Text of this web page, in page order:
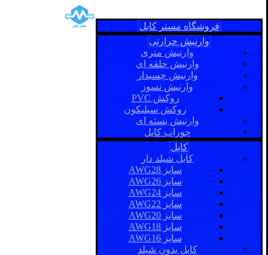
فروشگاه مستر کابل
وارنیش حرارتی
وارنیش متری
وارنیش حلقه ای
وارنیش چسبدار
وارنیش نسوز
روکش PVC
روکش سیلیکون
وارنیش بسته ای
جوراب کابل
کابل
کابل شیلد دار
سایز AWG28
سایز AWG26
سایز AWG24
سایز AWG22
سایز AWG20
سایز AWG18
سایز AWG16
کابل بدون شیلد